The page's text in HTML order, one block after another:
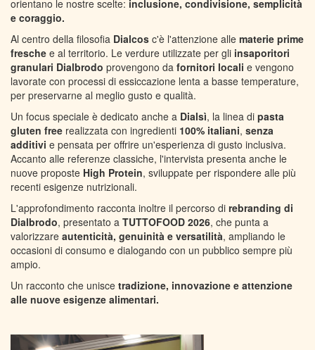
orientano le nostre scelte: inclusione, condivisione, semplicità
e coraggio.
Al centro della filosofia Dialcos c'è l'attenzione alle materie prime
fresche e al territorio. Le verdure utilizzate per gli insaporitori
granulari Dialbrodo provengono da fornitori locali e vengono
lavorate con processi di essiccazione lenta a basse temperature,
per preservarne al meglio gusto e qualità.
Un focus speciale è dedicato anche a Dialsì, la linea di pasta
gluten free realizzata con ingredienti 100% italiani, senza
additivi e pensata per offrire un'esperienza di gusto inclusiva.
Accanto alle referenze classiche, l'intervista presenta anche le
nuove proposte High Protein, sviluppate per rispondere alle più
recenti esigenze nutrizionali.
L'approfondimento racconta inoltre il percorso di rebranding di
Dialbrodo, presentato a TUTTOFOOD 2026, che punta a
valorizzare autenticità, genuinità e versatilità, ampliando le
occasioni di consumo e dialogando con un pubblico sempre più
ampio.
Un racconto che unisce tradizione, innovazione e attenzione
alle nuove esigenze alimentari.